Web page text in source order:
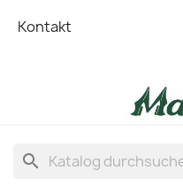
Kontakt
search